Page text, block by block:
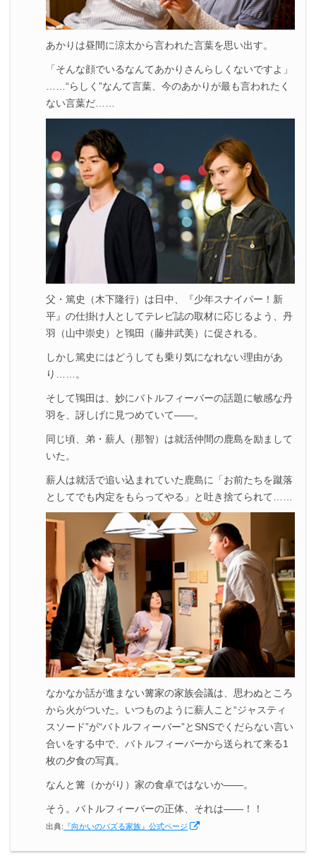
あかりは昼間に涼太から言われた言葉を思い出す。
「そんな顔でいるなんてあかりさんらしくないですよ」
……“らしく”なんて言葉、今のあかりが最も言われたく
ない言葉だ……
父・篤史（木下隆行）は日中、『少年スナイパー！新
平』の仕掛け人としてテレビ誌の取材に応じるよう、丹
羽（山中崇史）と鴇田（藤井武美）に促される。
しかし篤史にはどうしても乗り気になれない理由があ
り……。
そして鴇田は、妙にバトルフィーバーの話題に敏感な丹
羽を、訝しげに見つめていて――。
同じ頃、弟・薪人（那智）は就活仲間の鹿島を励まして
いた。
薪人は就活で追い込まれていた鹿島に「お前たちを蹴落
としてでも内定をもらってやる」と吐き捨てられて……
なかなか話が進まない篝家の家族会議は、思わぬところ
から火がついた。いつものように薪人こと“ジャスティ
スソード”が“バトルフィーバー”とSNSでくだらない言い
合いをする中で、バトルフィーバーから送られて来る1
枚の夕食の写真。
なんと篝（かがり）家の食卓ではないか――。
そう。バトルフィーバーの正体、それは――！！
出典: 『向かいのバズる家族』公式ページ